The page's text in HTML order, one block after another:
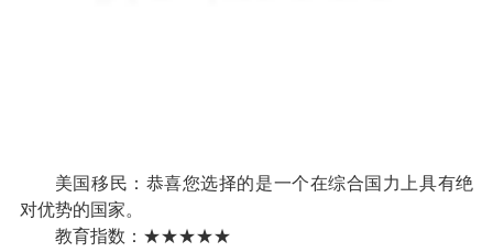
美国移民：恭喜您选择的是一个在综合国力上具有绝
对优势的国家。
教育指数：★★★★★